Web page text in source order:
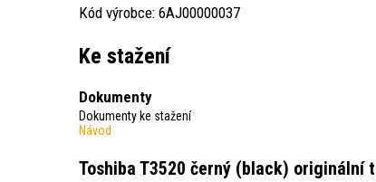
Kód výrobce: 6AJ00000037
Ke stažení
Dokumenty
Dokumenty ke stažení
Návod
Toshiba T3520 černý (black) originální